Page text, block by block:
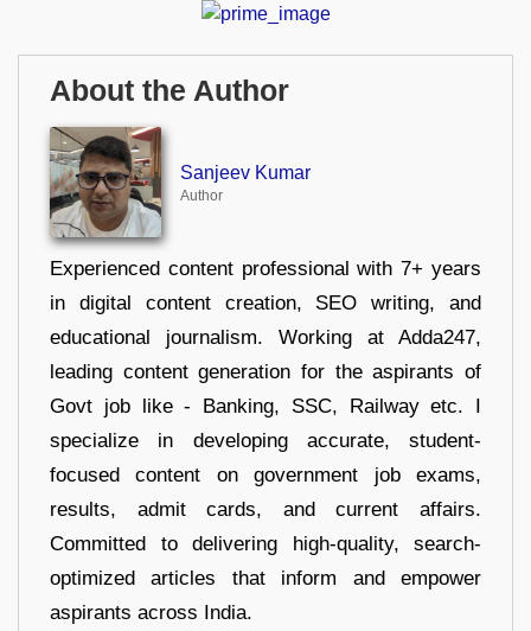
About the Author
Sanjeev Kumar
Author
Experienced content professional with 7+ years
in digital content creation, SEO writing, and
educational journalism. Working at Adda247,
leading content generation for the aspirants of
Govt job like - Banking, SSC, Railway etc. I
specialize in developing accurate, student-
focused content on government job exams,
results, admit cards, and current affairs.
Committed to delivering high-quality, search-
optimized articles that inform and empower
aspirants across India.